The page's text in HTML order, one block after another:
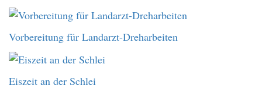
Vorbereitung für Landarzt-Dreharbeiten
Eiszeit an der Schlei